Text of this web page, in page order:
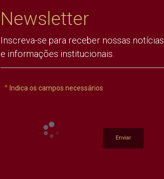
Newsletter
Inscreva-se para receber nossas notícias
e informações institucionais.
Indica os campos necessários
Enviar